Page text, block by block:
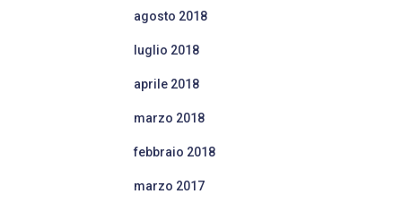
agosto 2018
luglio 2018
aprile 2018
marzo 2018
febbraio 2018
marzo 2017